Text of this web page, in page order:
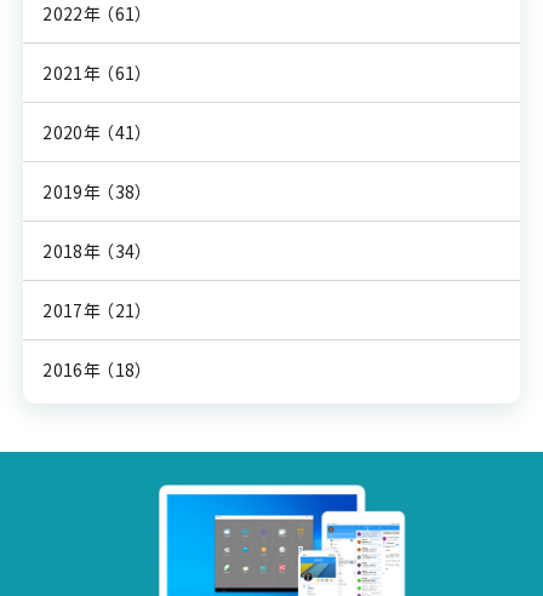
2022年 （61）
2021年 （61）
2020年 （41）
2019年 （38）
2018年 （34）
2017年 （21）
2016年 （18）